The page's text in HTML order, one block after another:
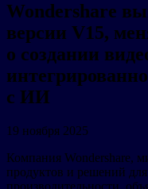
Wondershare
версии V15,
о создании
с ИИ
19 ноября 2025
Компания Wondershare,
продуктов и решений
производительности,